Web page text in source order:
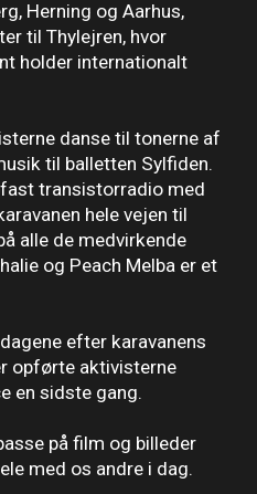
Herning og Aarhus,
til Thylejren, hvor
holder internationalt
danse til tonerne af
til balletten Sylfiden.
transistorradio med
hele vejen til
alle de medvirkende
og Peach Melba er et
efter karavanens
opførte aktivisterne
en sidste gang.
på film og billeder
med os andre i dag.